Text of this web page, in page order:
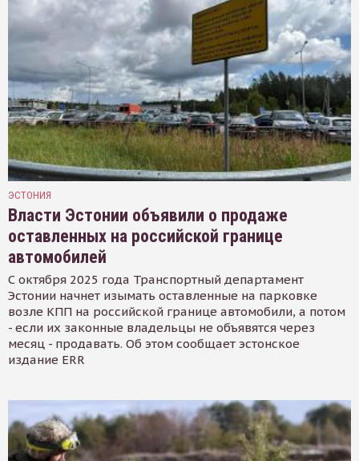
ЭСТОНИЯ
Власти Эстонии объявили о продаже
оставленных на российской границе
автомобилей
С октября 2025 года Транспортный департамент
Эстонии начнет изымать оставленные на парковке
возле КПП на российской границе автомобили, а потом
- если их законные владельцы не объявятся через
месяц - продавать. Об этом сообщает эстонское
издание ERR